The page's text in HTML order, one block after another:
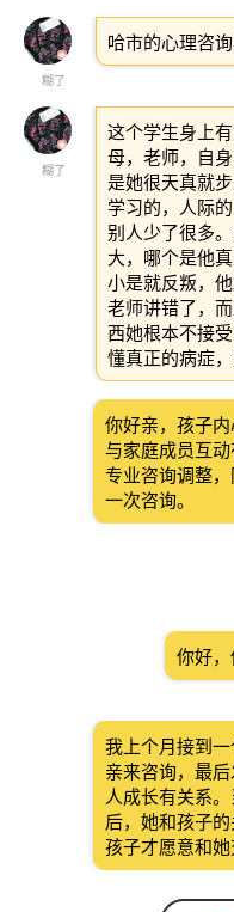
糊了
哈市的心理咨
糊了
这个学生身上
母，老师，自
是她很天真就
学习的，人际
别人少了很多
大，哪个是他
小是就反叛，
老师讲错了，
西她根本不接
懂真正的病症
你好亲，孩子内
与家庭成员互
专业咨询调整
一次咨询。
你好，
我上个月接到
亲来咨询，最
人成长有关系
后，她和孩子
孩子才愿意和